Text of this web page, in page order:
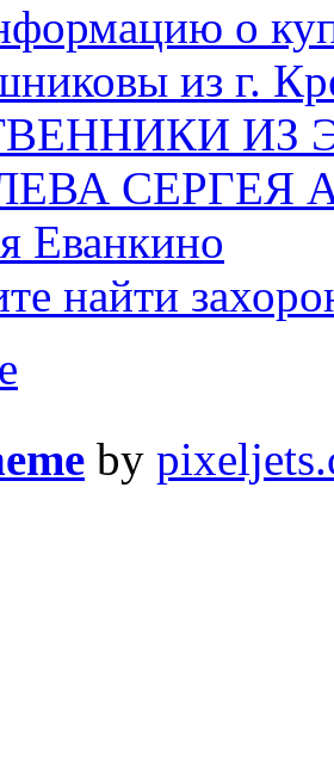
о
из г.
ИЗ
СЕРГЕЯ
Еванкино
найти
by